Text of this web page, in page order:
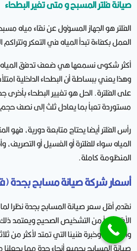
صيانة فلتر المسبح و متى تغير البطحاء
الفلتر هو الجهاز المسؤول عن نقاء مياه
العمل بكفاءة تبدأ المياه في التعكر
أكثر شكوى نسمعها هي ضعف تدفق المياه
وهذا يعني ببساطة أن البطحاء الداخلية
على الفلترة. الحل هو تغيير البطحاء
مستوردة تعبأ بما يعادل ثلث إلى نصف حجم
رأس الفلتر أيضا يحتاج متابعة دورية، فهو
المياه سواء للفلترة أو الغسيل أو
المنظومة كاملة.
أسعار شركة صيانة مسابح بجدة (قائمة 2026
نقدم أقل سعر صيانة المسابح بجدة نظرا
الأقل يبدأ من التشخيص الصحيح ويعتمد
والمعدات وخبرة فنينا التي تمتد لأكثر
صيانة المسابح بجميع أنحاء جدة مما